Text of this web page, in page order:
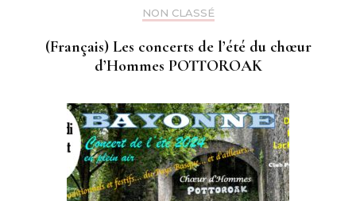
NON CLASSÉ
(Français) Les concerts de l’été du chœur
d’Hommes POTTOROAK